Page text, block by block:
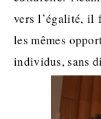
vers l’égalité, il
les mêmes
individus, sans